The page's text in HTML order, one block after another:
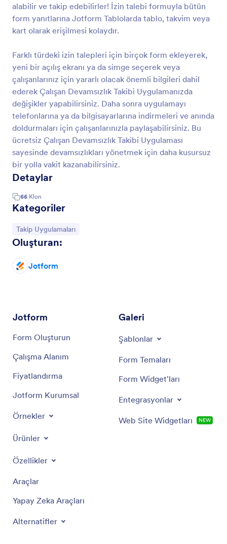
alabilir ve takip edebilirler! İzin talebi formuyla bütün
form yanıtlarına Jotform Tablolarda tablo, takvim veya
kart olarak erişilmesi kolaydır.
Farklı türdeki izin talepleri için birçok form ekleyerek,
yeni bir açılış ekranı ya da simge seçerek veya
çalışanlarınız için yararlı olacak önemli bilgileri dahil
ederek Çalışan Devamsızlık Takibi Uygulamanızda
değişikler yapabilirsiniz. Daha sonra uygulamayı
telefonlarına ya da bilgisayarlarına indirmeleri ve anında
doldurmaları için çalışanlarınızla paylaşabilirsiniz. Bu
ücretsiz Çalışan Devamsızlık Takibi Uygulaması
sayesinde devamsızlıkları yönetmek için daha kusursuz
bir yolla vakit kazanabilirsiniz.
Detaylar
66 Klon
Kategoriler
Kategoriye git:
Takip Uygulamaları
Oluşturan:
Jotform
Jotform
Form Oluşturun
Çalışma Alanım
Fiyatlandırma
Jotform Kurumsal
Örnekler
Ürünler
Özellikler
Araçlar
Yapay Zeka Araçları
Alternatifler
Galeri
Şablonlar
Form Temaları
Form Widget'ları
Entegrasyonlar
Web Site Widgetları NEW